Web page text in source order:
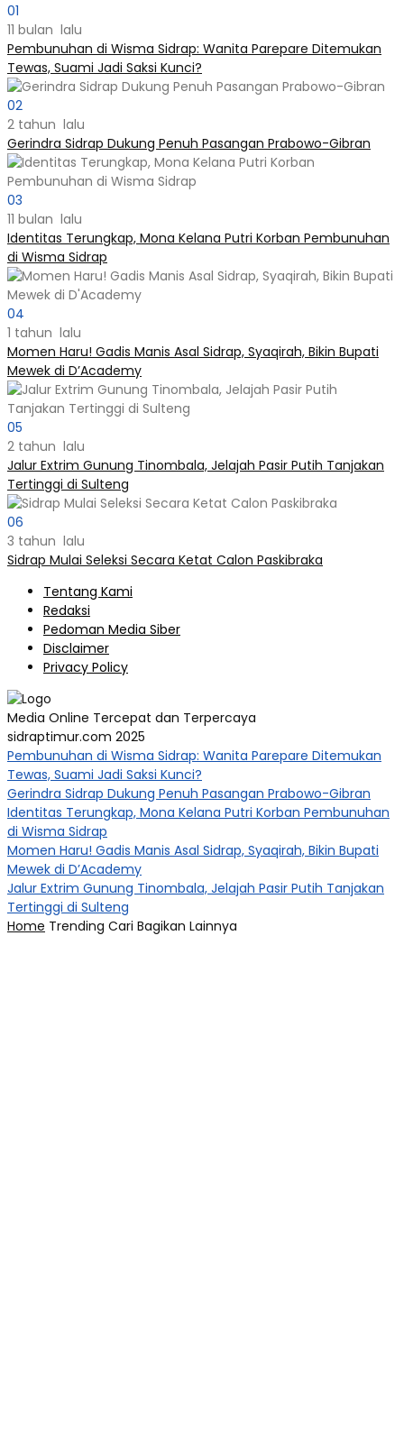
01
11 bulan lalu
Pembunuhan di Wisma Sidrap: Wanita Parepare Ditemukan
Tewas, Suami Jadi Saksi Kunci?
02
2 tahun lalu
Gerindra Sidrap Dukung Penuh Pasangan Prabowo-Gibran
03
11 bulan lalu
Identitas Terungkap, Mona Kelana Putri Korban Pembunuhan
di Wisma Sidrap
04
1 tahun lalu
Momen Haru! Gadis Manis Asal Sidrap, Syaqirah, Bikin Bupati
Mewek di D’Academy​
05
2 tahun lalu
Jalur Extrim Gunung Tinombala, Jelajah Pasir Putih Tanjakan
Tertinggi di Sulteng
06
3 tahun lalu
Sidrap Mulai Seleksi Secara Ketat Calon Paskibraka
Tentang Kami
Redaksi
Pedoman Media Siber
Disclaimer
Privacy Policy
Media Online Tercepat dan Terpercaya
sidraptimur.com 2025
Pembunuhan di Wisma Sidrap: Wanita Parepare Ditemukan
Tewas, Suami Jadi Saksi Kunci?
Gerindra Sidrap Dukung Penuh Pasangan Prabowo-Gibran
Identitas Terungkap, Mona Kelana Putri Korban Pembunuhan
di Wisma Sidrap
Momen Haru! Gadis Manis Asal Sidrap, Syaqirah, Bikin Bupati
Mewek di D’Academy​
Jalur Extrim Gunung Tinombala, Jelajah Pasir Putih Tanjakan
Tertinggi di Sulteng
Home Trending Cari Bagikan Lainnya